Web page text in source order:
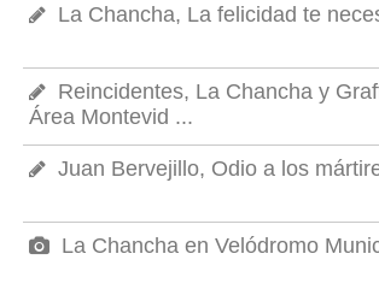
La Chancha, La felicidad te
Reincidentes, La Chancha y
Área Montevid ...
Juan Bervejillo, Odio a los
La Chancha en Velódromo